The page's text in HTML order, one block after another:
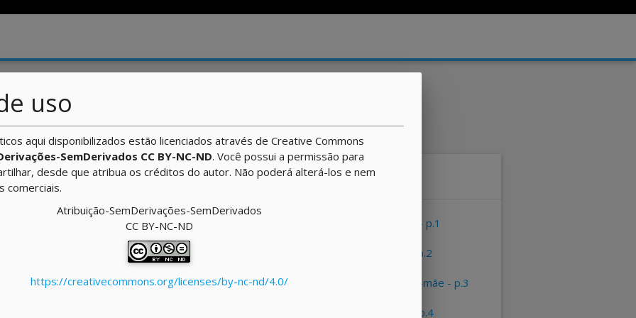
uso
aqui disponibilizados estão licenciados através de Creative Commons
SemDerivados CC BY-NC-ND. Você possui a permissão para
desde que atribua os créditos do autor. Não poderá alterá-los e nem
comerciais.
Atribuição-SemDerivações-SemDerivados
CC BY-NC-ND
https://creativecommons.org/licenses/by-nc-nd/4.0/
e Componentes de Computadores
de nosso curso sobre arquitetura de computadores. Para
lembrar quais as funcionalidades de cada um dos
Preste especial atenção em como esses
esse relacionamento proporciona a execução de
disso, relacione a execução de algoritmos com o
rígidos, nas memórias e em placas de vídeo.
Sumário
apresentação - p.1
a placa-mãe - p.2
tipos de placa-mãe - p.3
atividade 01 - p.4